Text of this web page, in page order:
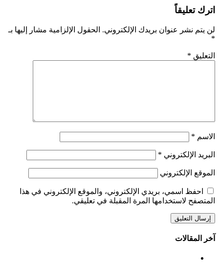
اترك تعليقاً
لن يتم نشر عنوان بريدك الإلكتروني. الحقول الإلزامية مشار إليها بـ
*
التعليق *
الاسم *
البريد الإلكتروني *
الموقع الإلكتروني
احفظ اسمي، بريدي الإلكتروني، والموقع الإلكتروني في هذا
المتصفح لاستخدامها المرة المقبلة في تعليقي.
آخر المقالات